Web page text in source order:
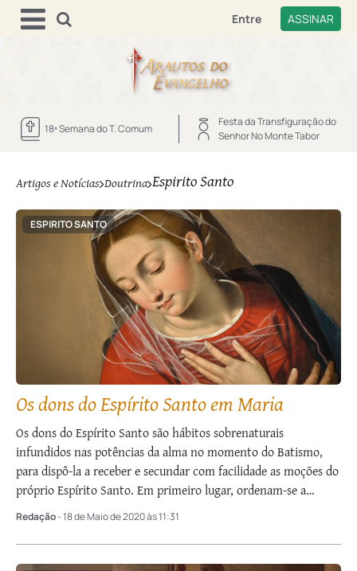
Entre ASSINAR
18ª Semana do T. Comum
Festa da Transfiguração do
Senhor No Monte Tabor
Artigos e Notícias Doutrina Espirito Santo
ESPIRITO SANTO
Os dons do Espírito Santo em Maria
Os dons do Espírito Santo são hábitos sobrenaturais
infundidos nas potências da alma no momento do Batismo,
para dispô-la a receber e secundar com facilidade as moções do
próprio Espírito Santo. Em primeiro lugar, ordenam-se a
receber a moção divina, …
Redação- 18 de Maio de 2020 às 11:31